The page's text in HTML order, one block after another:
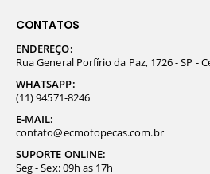
CONTATOS
ENDEREÇO:
Rua General Porfírio da Paz, 1726 - SP -
WHATSAPP:
(11) 94571-8246
E-MAIL:
contato@ecmotopecas.com.br
SUPORTE ONLINE:
Seg - Sex: 09h as 17h